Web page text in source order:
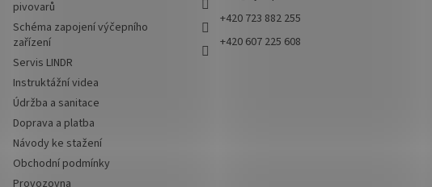
pivovarů
Schéma zapojení výčepního
zařízení
Servis LINDR
Instruktážní videa
Údržba a sanitace
Doprava a platba
Návody ke stažení
Obchodní podmínky
Provozovna
+420 723 882 255
+420 607 225 608